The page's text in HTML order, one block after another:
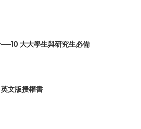
大大學生與研究生必備
文版授權書